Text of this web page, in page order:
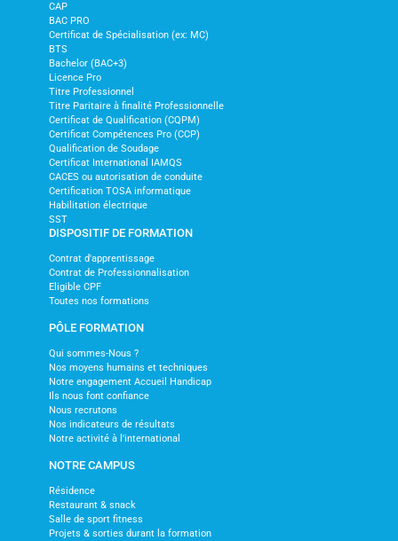
CAP
BAC PRO
Certificat de Spécialisation (ex: MC)
BTS
Bachelor (BAC+3)
Licence Pro
Titre Professionnel
Titre Paritaire à finalité Professionnelle
Certificat de Qualification (CQPM)
Certificat Compétences Pro (CCP)
Qualification de Soudage
Certificat International IAMQS
CACES ou autorisation de conduite
Certification TOSA informatique
Habilitation électrique
SST
DISPOSITIF DE FORMATION
Contrat d'apprentissage
Contrat de Professionnalisation
Eligible CPF
Toutes nos formations
PÔLE FORMATION
Qui sommes-Nous ?
Nos moyens humains et techniques
Notre engagement Accueil Handicap
Ils nous font confiance
Nous recrutons
Nos indicateurs de résultats
Notre activité à l'international
NOTRE CAMPUS
Résidence
Restaurant & snack
Salle de sport fitness
Projets & sorties durant la formation